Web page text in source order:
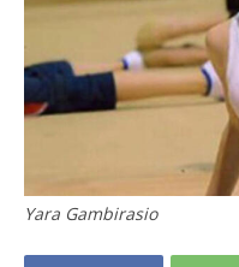
Yara Gambirasio